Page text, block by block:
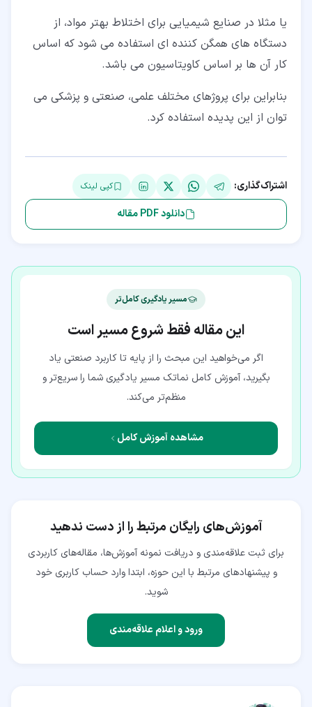
یا مثلا در صنایع شیمیایی برای اختلاط بهتر مواد، از
دستگاه های همگن کننده ای استفاده می شود که اساس
کار آن ها بر اساس کاویتاسیون می باشد.
بنابراین برای پروژهای مختلف علمی، صنعتی و پزشکی می
توان از این پدیده استفاده کرد.
اشتراک‌گذاری: کپی لینک
دانلود PDF مقاله
مسیر یادگیری کامل‌تر
این مقاله فقط شروع مسیر است
اگر می‌خواهید این مبحث را از پایه تا کاربرد صنعتی یاد
بگیرید، آموزش کامل نماتک مسیر یادگیری شما را سریع‌تر و
منظم‌تر می‌کند.
مشاهده آموزش کامل
آموزش‌های رایگان مرتبط را از دست ندهید
برای ثبت علاقه‌مندی و دریافت نمونه آموزش‌ها، مقاله‌های کاربردی
و پیشنهادهای مرتبط با این حوزه، ابتدا وارد حساب کاربری خود
شوید.
ورود و اعلام علاقه‌مندی